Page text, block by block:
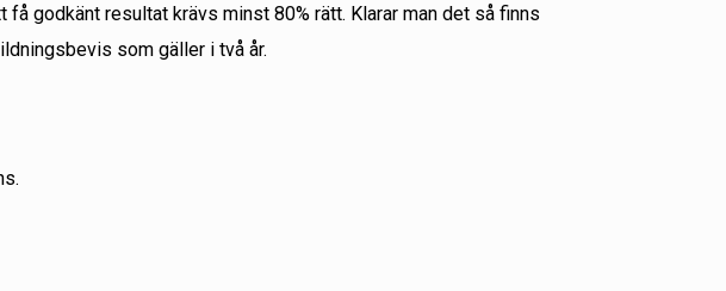
godkänt resultat krävs minst 80% rätt. Klarar man det så finns
som gäller i två år.